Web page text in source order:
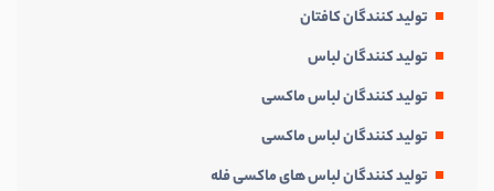
تولید کنندگان کافتان
تولید کنندگان لباس
تولید کنندگان لباس ماکسی
تولید کنندگان لباس ماکسی
تولید کنندگان لباس های ماکسی فله